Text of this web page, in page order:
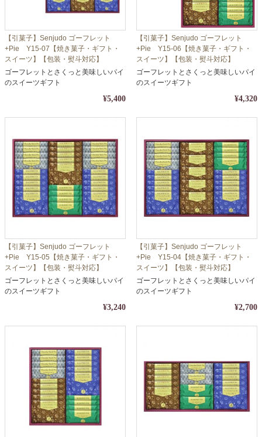
【引菓子】Senjudo ゴーフレット
+Pie Y15-07【焼き菓子・ギフト・
スイーツ】【包装・熨斗対応】
ゴーフレットとさくっと美味しいパイ
のスイーツギフト
¥5,400
【引菓子】Senjudo ゴーフレット
+Pie Y15-06【焼き菓子・ギフト・
スイーツ】【包装・熨斗対応】
ゴーフレットとさくっと美味しいパイ
のスイーツギフト
¥4,320
【引菓子】Senjudo ゴーフレット
+Pie Y15-05【焼き菓子・ギフト・
スイーツ】【包装・熨斗対応】
ゴーフレットとさくっと美味しいパイ
のスイーツギフト
¥3,240
【引菓子】Senjudo ゴーフレット
+Pie Y15-04【焼き菓子・ギフト・
スイーツ】【包装・熨斗対応】
ゴーフレットとさくっと美味しいパイ
のスイーツギフト
¥2,700